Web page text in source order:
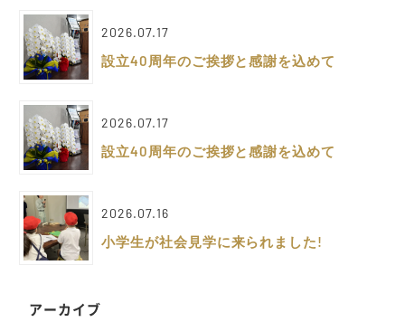
2026.07.17
設立40周年のご挨拶と感謝を込めて
2026.07.17
設立40周年のご挨拶と感謝を込めて
2026.07.16
小学生が社会見学に来られました!
アーカイブ